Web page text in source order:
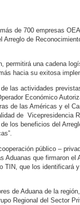
de 700 empresas
de
permitirá una cadena
hacia su exitosa
las actividades
Económico
de las Américas y el
de Vicepresidencia
los beneficios del
público –
que firmaron el
TIN, que los identificará
de Aduana de la
Regional del Sector